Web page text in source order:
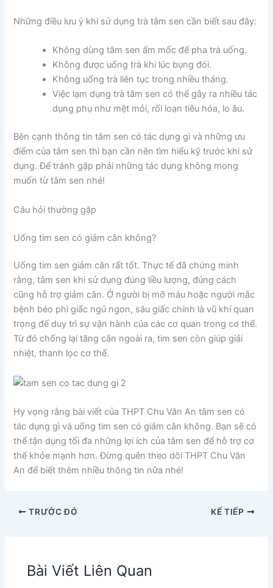
Những điều lưu ý khi sử dụng trà tâm sen cần biết sau đây:
Không dùng tâm sen ẩm mốc để pha trà uống.
Không được uống trà khi lúc bụng đói.
Không uống trà liên tục trong nhiều tháng.
Việc lạm dụng trà tâm sen có thể gây ra nhiều tác
dụng phụ như mệt mỏi, rối loạn tiêu hóa, lo âu.
Bên cạnh thông tin tâm sen có tác dụng gì và những ưu
điểm của tâm sen thì bạn cần nên tìm hiểu kỹ trước khi sử
dụng. Để tránh gặp phải những tác dụng không mong
muốn từ tâm sen nhé!
Câu hỏi thường gặp
Uống tim sen có giảm cân không?
Uống tim sen giảm cân rất tốt. Thực tế đã chứng minh
rằng, tâm sen khi sử dụng đúng liều lượng, đúng cách
cũng hỗ trợ giảm cân. Ở người bị mỡ máu hoặc người mắc
bệnh béo phì giấc ngủ ngon, sâu giấc chính là vũ khí quan
trọng để duy trì sự vận hành của các cơ quan trong cơ thể.
Từ đó chống lại tăng cân ngoài ra, tim sen còn giúp giải
nhiệt, thanh lọc cơ thể.
Hy vọng rằng bài viết của THPT Chu Văn An tâm sen có
tác dụng gì và uống tim sen có giảm cân không. Bạn sẽ có
thể tận dụng tối đa những lợi ích của tâm sen để hỗ trợ cơ
thể khỏe mạnh hơn. Đừng quên theo dõi THPT Chu Văn
An để biết thêm nhiều thông tin nữa nhé!
TRƯỚC ĐÓ KẾ TIẾP
Bài Viết Liên Quan